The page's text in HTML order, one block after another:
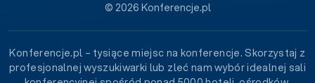
© 2026 Konferencje.pl
Konferencje.pl – tysiące miejsc na konferencje. Skorzystaj z
profesjonalnej wyszukiwarki lub zleć nam wybór idealnej sali